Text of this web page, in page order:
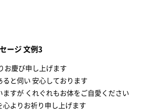
ージ 文例3
お慶び申し上げます
と伺い 安心しております
すが くれぐれもお体をご自愛ください
よりお祈り申し上げます